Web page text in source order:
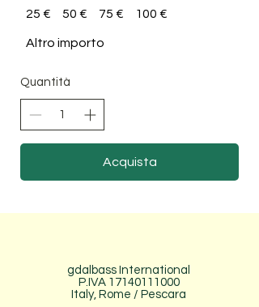
25 € 50 € 75 € 100 €
Altro importo
Quantità
Acquista
gdalbass International
P.IVA 17140111000
Italy, Rome / Pescara